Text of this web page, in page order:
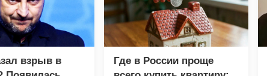
взрыв в
Где в России проще